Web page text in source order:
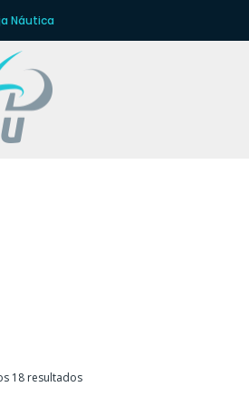
Náutica
18 resultadosOrdenado